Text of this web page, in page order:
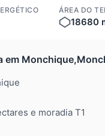
ÁREA DO
18680
em
e moradia T1